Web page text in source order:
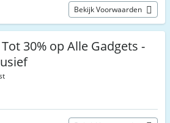
Bekijk Voorwaarden
30% op Alle Gadgets -